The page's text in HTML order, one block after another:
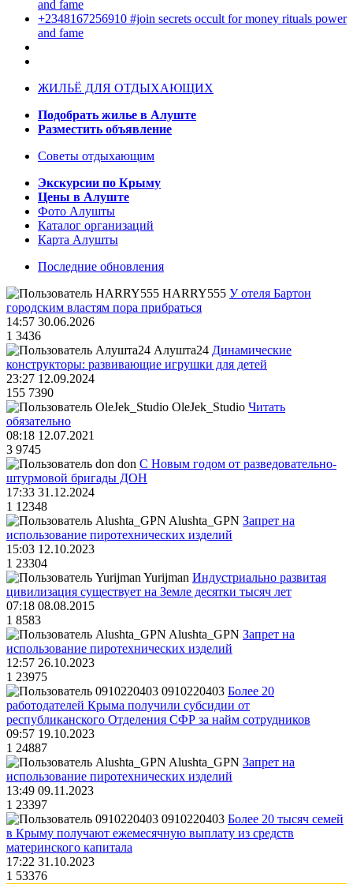
and fame
+2348167256910 #join secrets occult for money rituals power
and fame
ЖИЛЬЁ ДЛЯ ОТДЫХАЮЩИХ
Подобрать жилье в Алуште
Разместить объявление
Советы отдыхающим
Экскурсии по Крыму
Цены в Алуште
Фото Алушты
Каталог организаций
Карта Алушты
Последние обновления
HARRY555 У отеля Бартон
городским властям пора прибраться
14:57 30.06.2026
1 3436
Алушта24 Динамические
конструкторы: развивающие игрушки для детей
23:27 12.09.2024
155 7390
OleJek_Studio Читать
обязательно
08:18 12.07.2021
3 9745
don С Новым годом от разведовательно-
штурмовой бригады ДОН
17:33 31.12.2024
1 12348
Alushta_GPN Запрет на
использование пиротехнических изделий
15:03 12.10.2023
1 23304
Yurijman Индустриально развитая
цивилизация существует на Земле десятки тысяч лет
07:18 08.08.2015
1 8583
Alushta_GPN Запрет на
использование пиротехнических изделий
12:57 26.10.2023
1 23975
0910220403 Более 20
работодателей Крыма получили субсидии от
республиканского Отделения СФР за найм сотрудников
09:57 19.10.2023
1 24887
Alushta_GPN Запрет на
использование пиротехнических изделий
13:49 09.11.2023
1 23397
0910220403 Более 20 тысяч семей
в Крыму получают ежемесячную выплату из средств
материнского капитала
17:22 31.10.2023
1 53376